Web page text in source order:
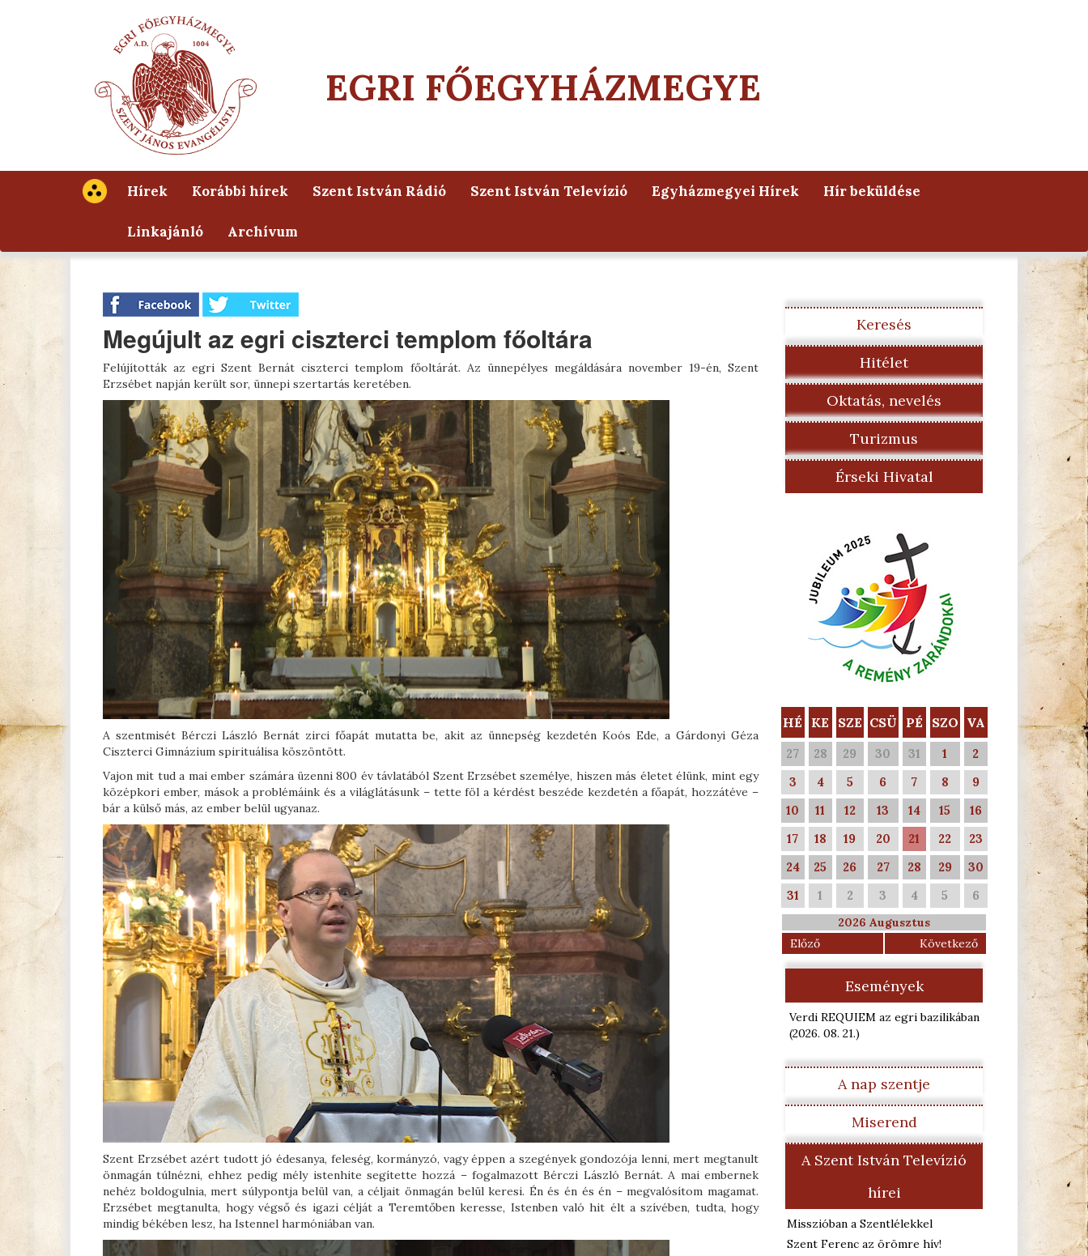
EGRI FŐEGYHÁZMEGYE
Hírek Korábbi hírek Szent István Rádió Szent István Televízió Egyházmegyei Hírek Hír beküldése
Linkajánló Archívum
Megújult az egri ciszterci templom főoltára
Felújították az egri Szent Bernát ciszterci templom főoltárát. Az ünnepélyes megáldására november 19-én, Szent
Erzsébet napján került sor, ünnepi szertartás keretében.
A szentmisét Bérczi László Bernát zirci főapát mutatta be, akit az ünnepség kezdetén Koós Ede, a Gárdonyi Géza
Ciszterci Gimnázium spirituálisa köszöntött.
Vajon mit tud a mai ember számára üzenni 800 év távlatából Szent Erzsébet személye, hiszen más életet élünk, mint egy
középkori ember, mások a problémáink és a világlátásunk – tette föl a kérdést beszéde kezdetén a főapát, hozzátéve –
bár a külső más, az ember belül ugyanaz.
Szent Erzsébet azért tudott jó édesanya, feleség, kormányzó, vagy éppen a szegények gondozója lenni, mert megtanult
önmagán túlnézni, ehhez pedig mély istenhite segítette hozzá – fogalmazott Bérczi László Bernát. A mai embernek
nehéz boldogulnia, mert súlypontja belül van, a céljait önmagán belül keresi. Én és én és én – megvalósítom magamat.
Erzsébet megtanulta, hogy végső és igazi célját a Teremtőben keresse, Istenben való hit élt a szívében, tudta, hogy
mindig békében lesz, ha Istennel harmóniában van.
Keresés
Hitélet
Oktatás, nevelés
Turizmus
Érseki Hivatal
HÉ KE SZE CSÜ PÉ SZO VA
27 28 29 30 31 1
2
3
4 5 6 7 8
9
10
11 12 13 14 15
16
17
18 19 20 21 22
23
24
25 26 27 28 29
30
31
1 2 3 4 5 6
2026 Augusztus
Előző
Következő
Események
Verdi REQUIEM az egri bazilikában
(2026. 08. 21.)
A nap szentje
Miserend
A Szent István Televízió
hírei
Misszióban a Szentlélekkel
Szent Ferenc az örömre hív!